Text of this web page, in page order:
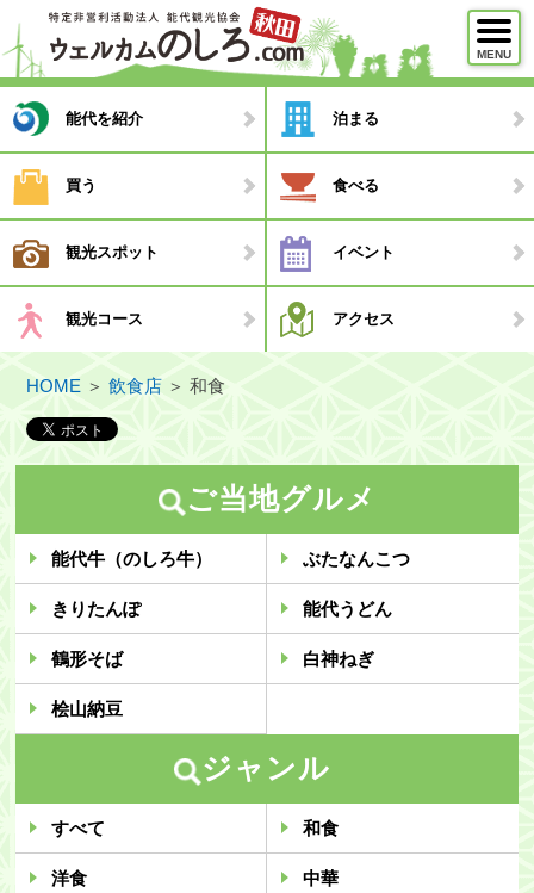
MENU
メニュー
泊まる
買う
食べる
観光スポット
・モデルコース
・観光ガイド
・ツアー
能代観光協会について
会員募集
会員一覧
能代を紹介 泊まる
買う 食べる
観光スポット イベント
観光コース アクセス
HOME ＞飲食店 ＞和食
ご当地グルメ
能代牛（のしろ牛） ぶたなんこつ
きりたんぽ 能代うどん
鶴形そば 白神ねぎ
桧山納豆
ジャンル
すべて 和食
洋食 中華